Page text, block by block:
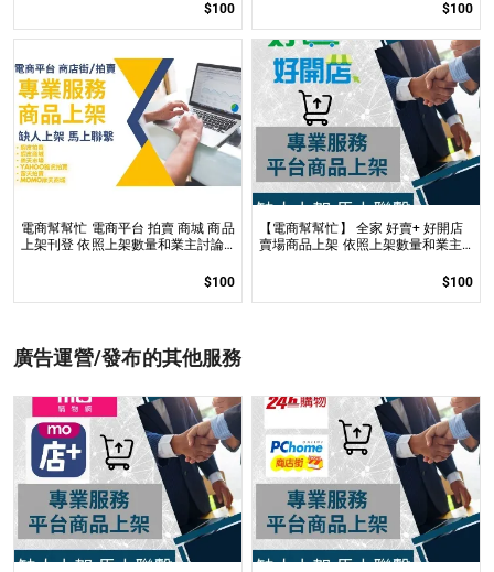
$100
$100
電商幫幫忙 電商平台 拍賣 商城 商品
上架刊登 依照上架數量和業主討論
$100
【電商幫幫忙】 全家 好賣+ 好開店
賣場商品上架 依照上架數量和業主
$100
廣告運營/發布的其他服務